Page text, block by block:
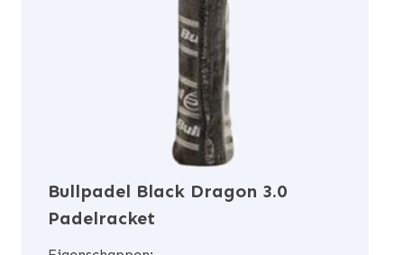
Bullpadel Black Dragon 3.0
Padelracket